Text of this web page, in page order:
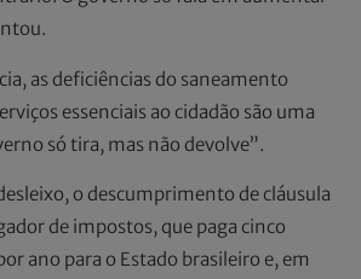
as deficiências do saneamento
essenciais ao cidadão são uma
só tira, mas não devolve”.
o descumprimento de cláusula
de impostos, que paga cinco
ano para o Estado brasileiro e, em